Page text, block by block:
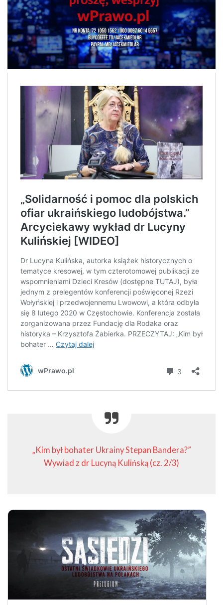
„Kim był bohater Ukrainy Stepan Bandera?”
Wywiad z dr Lucyną Kulińską (cz. 2/3)